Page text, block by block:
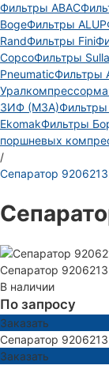
Фильтры ABAC
BogeФильтры ALUP
RandФильтры Fini
CopcoФильтры
PneumaticФильтры
ЗИФ (МЗА)Фильтры
EkomakФильтры
поршневых
/
Сепаратор
Сепаратор
В наличии
По запросу
Заказать
Сепаратор
Заказать